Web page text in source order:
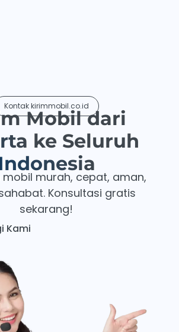
Kontak kirimmobil.co.id
Mobil dari
ke Seluruh
mobil murah, cepat, aman,
Konsultasi gratis
sekarang!
Kami